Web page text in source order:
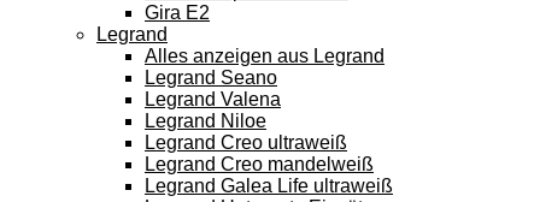
Gira E2
Legrand
Alles anzeigen aus Legrand
Legrand Seano
Legrand Valena
Legrand Niloe
Legrand Creo ultraweiß
Legrand Creo mandelweiß
Legrand Galea Life ultraweiß